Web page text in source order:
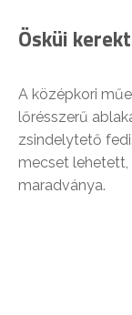
Ösküi
A középkori
lőrésszerű
zsindelytető
mecset
maradványa.